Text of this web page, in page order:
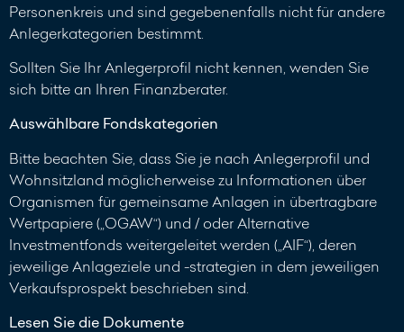
Personenkreis und sind gegebenenfalls nicht für andere
Anlegerkategorien bestimmt.
Sollten Sie Ihr Anlegerprofil nicht kennen, wenden Sie
sich bitte an Ihren Finanzberater.
Auswählbare Fondskategorien
Bitte beachten Sie, dass Sie je nach Anlegerprofil und
Wohnsitzland möglicherweise zu Informationen über
Organismen für gemeinsame Anlagen in übertragbare
Wertpapiere („OGAW“) und / oder Alternative
Investmentfonds weitergeleitet werden („AIF“), deren
jeweilige Anlageziele und -strategien in dem jeweiligen
Verkaufsprospekt beschrieben sind.
Lesen Sie die Dokumente